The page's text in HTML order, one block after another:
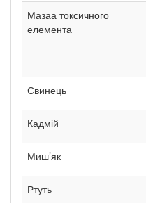
Мазаа токсичного
елемента
Свинець
Кадмій
Миш’як
Ртуть